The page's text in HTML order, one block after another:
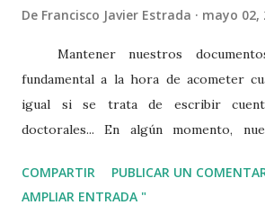
De Francisco Javier Estrada mayo 02,
Mantener nuestros
fundamental a la hora de acometer
igual si se trata de escribir
doctorales... En algún momento,
borrador, ya sea en experimentos
historia. La forma más simple de
COMPARTIR
PUBLICAR UN
AMPLIAR ENTRADA "